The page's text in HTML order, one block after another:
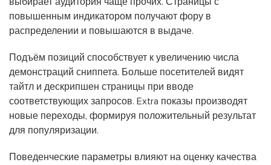
повышенным индикатором получают фору в
распределении и повышаются в выдаче.
Подъём позиций способствует к увеличению числа
демонстраций сниппета. Больше посетителей видят
тайтл и дескрипшен страницы при вводе
соответствующих запросов. Extra показы производят
новые переходы, формируя положительный результат
для популяризации.
Поведенческие параметры влияют на оценку качества